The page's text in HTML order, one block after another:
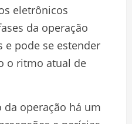
eletrônicos
da operação
e pode se estender
o ritmo atual de
da operação há um